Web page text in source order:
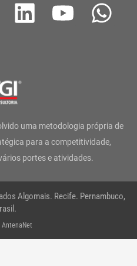
L
d
i
n
Y
b
e
W
a
p
uma metodologia própria de
para a competitividade,
portes e atividades.
Algomais. Recife. Pernambuco,
AntenaNet